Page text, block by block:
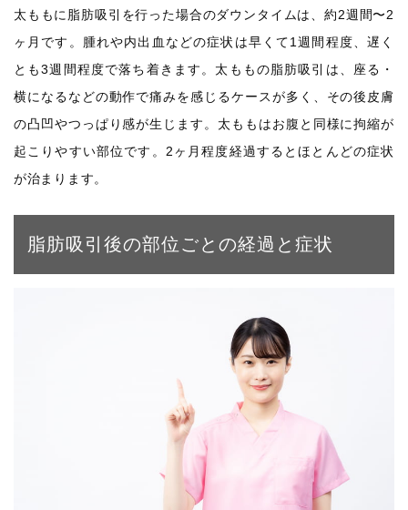
太ももに脂肪吸引を行った場合のダウンタイムは、約2週間〜2
ヶ月です。腫れや内出血などの症状は早くて1週間程度、遅く
とも3週間程度で落ち着きます。太ももの脂肪吸引は、座る・
横になるなどの動作で痛みを感じるケースが多く、その後皮膚
の凸凹やつっぱり感が生じます。太ももはお腹と同様に拘縮が
起こりやすい部位です。2ヶ月程度経過するとほとんどの症状
が治まります。
脂肪吸引後の部位ごとの経過と症状